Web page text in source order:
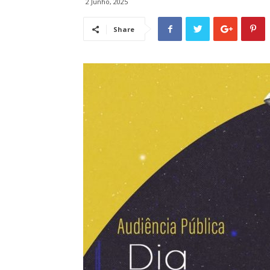
Share